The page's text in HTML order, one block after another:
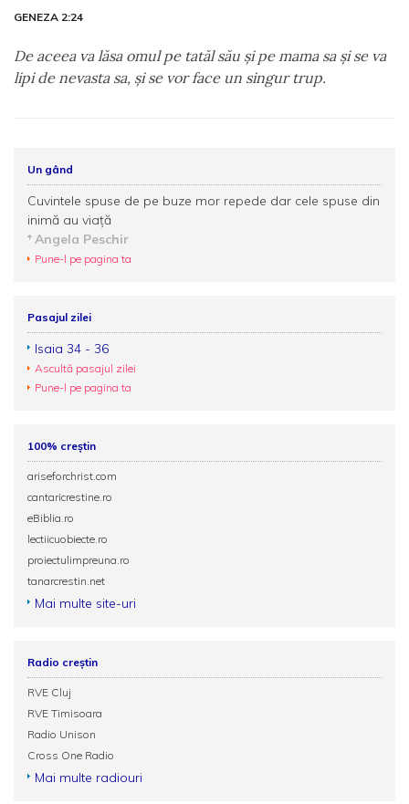
GENEZA 2:24
De aceea va lăsa omul pe tatăl său şi pe mama sa şi se va
lipi de nevasta sa, şi se vor face un singur trup.
Un gând
Cuvintele spuse de pe buze mor repede dar cele spuse din
inimă au viaţă
Angela Peschir
Pune-l pe pagina ta
Pasajul zilei
Isaia 34 - 36
Ascultă pasajul zilei
Pune-l pe pagina ta
100% creștin
ariseforchrist.com
cantaricrestine.ro
eBiblia.ro
lectiicuobiecte.ro
proiectulimpreuna.ro
tanarcrestin.net
Mai multe site-uri
Radio creștin
RVE Cluj
RVE Timisoara
Radio Unison
Cross One Radio
Mai multe radiouri